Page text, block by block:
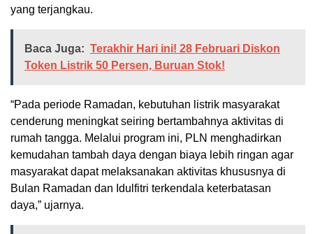
yang terjangkau.
Baca Juga: Terakhir Hari ini! 28 Februari Diskon
Token Listrik 50 Persen, Buruan Stok!
“Pada periode Ramadan, kebutuhan listrik masyarakat
cenderung meningkat seiring bertambahnya aktivitas di
rumah tangga. Melalui program ini, PLN menghadirkan
kemudahan tambah daya dengan biaya lebih ringan agar
masyarakat dapat melaksanakan aktivitas khususnya di
Bulan Ramadan dan Idulfitri terkendala keterbatasan
daya,” ujarnya.